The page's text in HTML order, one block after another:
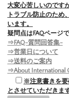
大変心苦しいのです
トラブル防止のため
います。
疑問点はFAQページ
⇒FAQ-質問回答集-
⇒営業日について
⇒送料のご案内
⇒About International
※注意書きを要
とさせていただきます